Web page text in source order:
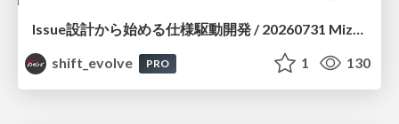
Issue設計から始める仕様駆動開発 / 20260731 Mizuki Hirata
shift_evolve
PRO 1 130